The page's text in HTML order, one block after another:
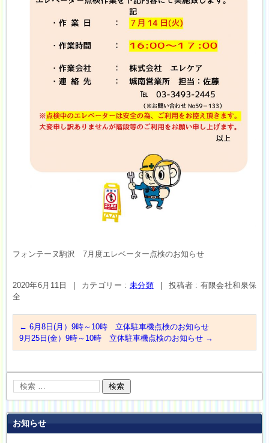
フォンテーヌ駒沢 7月度エレベーター点検のお知らせ
2020年6月11日 | カテゴリー : 未分類 |
投稿者 : 有限会社和泉保
全
← 6月8日(月）9時～10時 立体駐車機点検のお知らせ
9月25日(金）9時～10時 立体駐車機点検のお知らせ →
お知らせ